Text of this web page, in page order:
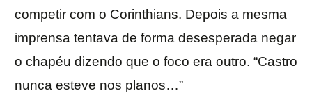
competir com o Corinthians. Depois a mesma
imprensa tentava de forma desesperada negar
o chapéu dizendo que o foco era outro. “Castro
nunca esteve nos planos…”